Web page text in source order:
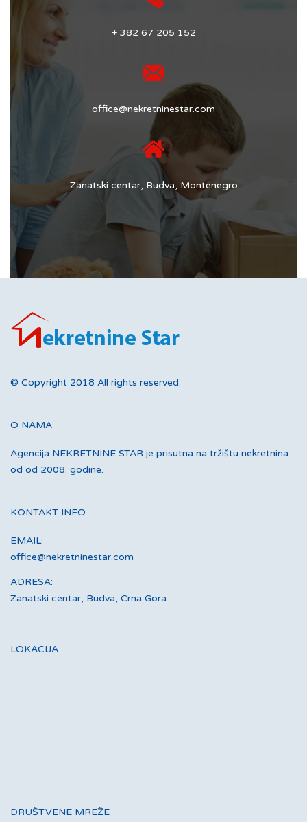
+ 382 67 205 152
office@nekretninestar.com
Zanatski centar, Budva, Montenegro
© Copyright 2018 All rights reserved.
O NAMA
Agencija NEKRETNINE STAR je prisutna na tržištu nekretnina
od od 2008. godine.
KONTAKT INFO
EMAIL:
office@nekretninestar.com
ADRESA:
Zanatski centar, Budva, Crna Gora
LOKACIJA
DRUŠTVENE MREŽE